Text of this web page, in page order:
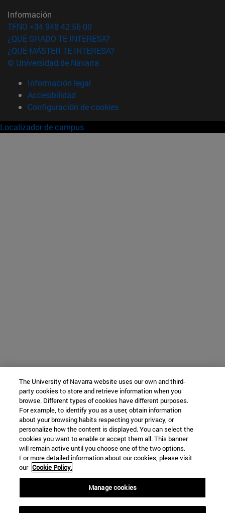
Información
TFNO +34 948 42 56 00
¿QUÉ GRADO TE INTERESA?
¿QUÉ MÁSTER TE INTERESA?
© Universidad de Navarra
Información legal
Accesibilidad
Configuración de cookies
Localizador de campus
The University of Navarra website uses our own and third-
party cookies to store and retrieve information when you
browse. Different types of cookies have different purposes.
For example, to identify you as a user, obtain information
about your browsing habits respecting your privacy, or
personalize how the content is displayed. You can select the
cookies you want to enable or accept them all. This banner
will remain active until you choose one of the two options.
For more detailed information about our cookies, please visit
our Cookie Policy.
Manage cookies